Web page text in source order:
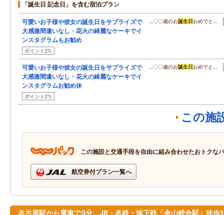
「誕生日 記念日」を含む宿泊プラン
可愛いお子様や彼女の誕生日をサプライズで
大感激間違いなし・花火の綺麗なケーキでイ
ンスタグラムもお勧め
ポイント2%
…〇〇歳のお誕生日 おめでと…
可愛いお子様や彼女の誕生日をサプライズで
大感激間違いなし・花火の綺麗なケーキでイ
ンスタグラムお勧め休
ポイント2%
…〇〇歳のお誕生日 おめでと…
この施
この施設と交通手段を自由に組み合わせたおトクな
航空券付プラン一覧へ
名古屋駅から電車で3分。JR・名鉄・地下鉄「金山総合駅」徒歩